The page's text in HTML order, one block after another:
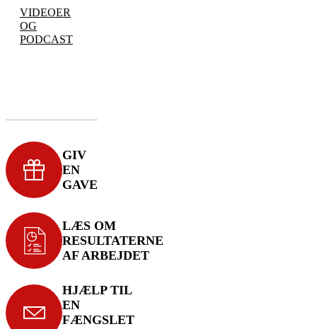
VIDEOER
OG
PODCAST
GIV
EN
GAVE
LÆS OM
RESULTATERNE
AF ARBEJDET
HJÆLP TIL
EN
FÆNGSLET